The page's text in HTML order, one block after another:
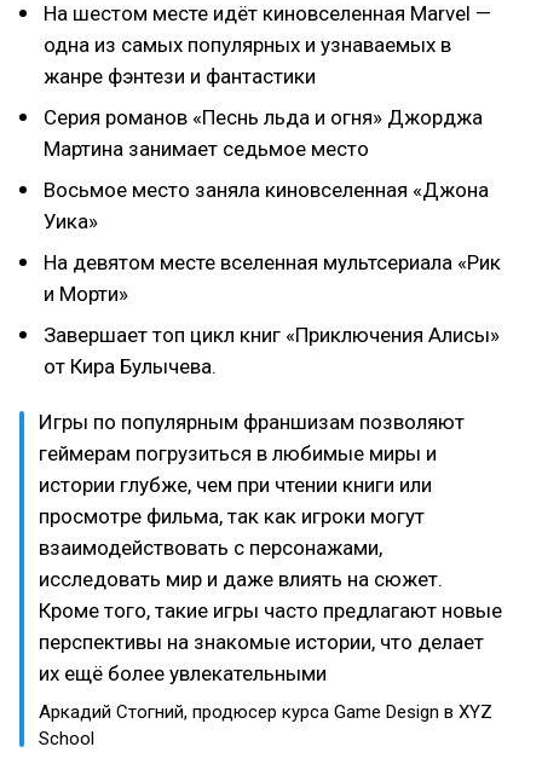
На шестом месте идёт киновселенная Marvel —
одна из самых популярных и узнаваемых в
жанре фэнтези и фантастики
Серия романов «Песнь льда и огня» Джорджа
Мартина занимает седьмое место
Восьмое место заняла киновселенная «Джона
Уика»
На девятом месте вселенная мультсериала «Рик
и Морти»
Завершает топ цикл книг «Приключения Алисы»
от Кира Булычева.
Игры по популярным франшизам позволяют
геймерам погрузиться в любимые миры и
истории глубже, чем при чтении книги или
просмотре фильма, так как игроки могут
взаимодействовать с персонажами,
исследовать мир и даже влиять на сюжет.
Кроме того, такие игры часто предлагают новые
перспективы на знакомые истории, что делает
их ещё более увлекательными
Аркадий Стогний, продюсер курса Game Design в XYZ
School